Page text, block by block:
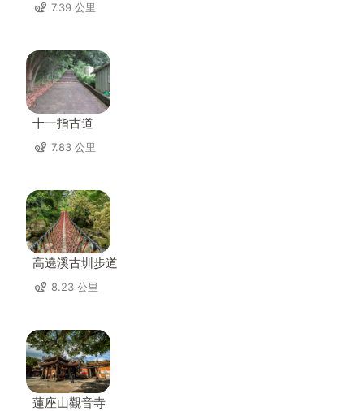
7.39 公里
十一指古道
7.83 公里
高遶溪古圳步道
8.23 公里
蓮座山觀音寺